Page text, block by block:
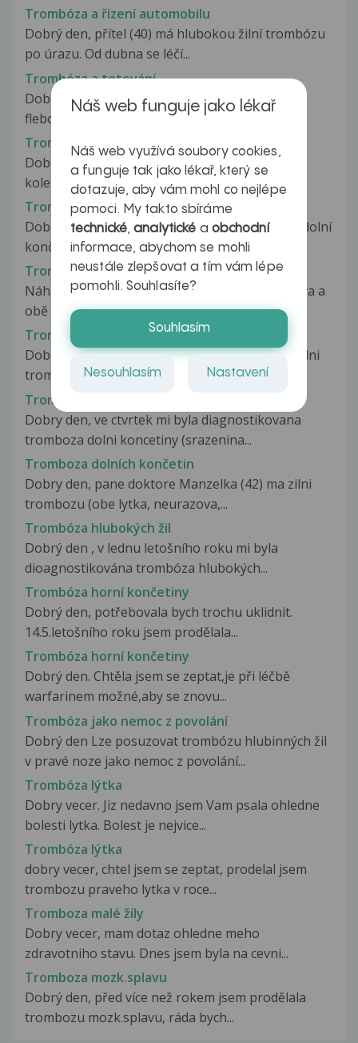
Trombóza a řízení automobilu
Dobrý den, přítel (40) má hlubokou žilní trombózu
po úrazu. Od dubna se léčí...
Trombóza a tetování
Dobrý den, před rokem mi byla zjištěna distální
flebotrombóza, pravý kotník....
Trombóza a vaskulitidy
Dobrý den, v březnu 2017 jsem měla úraz s
kolenem a o týden později jsem...
Tromboza dolní končetiny
Dobrý den mám na Vás dotaz..Mám trombozu dolní
končetiny beru warfarin a po...
Tromboza dolní končetiny
Náhle v pondělí 19.07.mě začala silně bolet hlava a
obě kolena. Bolest z kolen...
Trombóza dolní končetiny
Dobry vecer,dcera 34 ma po druhe hlubokou zilni
trombozu po prve lecena heparinem...
Trombóza dolní končetiny
Dobry den, ve ctvrtek mi byla diagnostikovana
tromboza dolni koncetiny (srazenina...
Tromboza dolních končetin
Dobry den, pane doktore Manzelka (42) ma zilni
trombozu (obe lytka, neurazova,...
Trombóza hlubokých žil
Dobrý den , v lednu letošního roku mi byla
dioagnostikována trombóza hlubokých...
Trombóza horní končetiny
Dobrý den, potřebovala bych trochu uklidnit.
14.5.letošního roku jsem prodělala...
Trombóza horní končetiny
Dobrý den. Chtěla jsem se zeptat,je při léčbě
warfarinem možné,aby se znovu...
Trombóza jako nemoc z povolání
Dobrý den Lze posuzovat trombózu hlubinných žil
v pravé noze jako nemoc z povolání...
Trombóza lýtka
Dobry vecer. Jiz nedavno jsem Vam psala ohledne
bolesti lytka. Bolest je nejvice...
Trombóza lýtka
dobry vecer, chtel jsem se zeptat, prodelal jsem
trombozu praveho lytka v roce...
Tromboza malé žíly
Dobry vecer, mam dotaz ohledne meho
zdravotniho stavu. Dnes jsem byla na cevni...
Tromboza mozk.splavu
Dobrý den, před více než rokem jsem prodělala
trombozu mozk.splavu, ráda bych...
Náš web funguje jako lékař
Náš web využívá soubory cookies,
a funguje tak jako lékař, který se
dotazuje, aby vám mohl co nejlépe
pomoci. My takto sbíráme
technické,analytické a obchodní
informace, abychom se mohli
neustále zlepšovat a tím vám lépe
pomohli. Souhlasíte?
Souhlasím
Nesouhlasím Nastavení